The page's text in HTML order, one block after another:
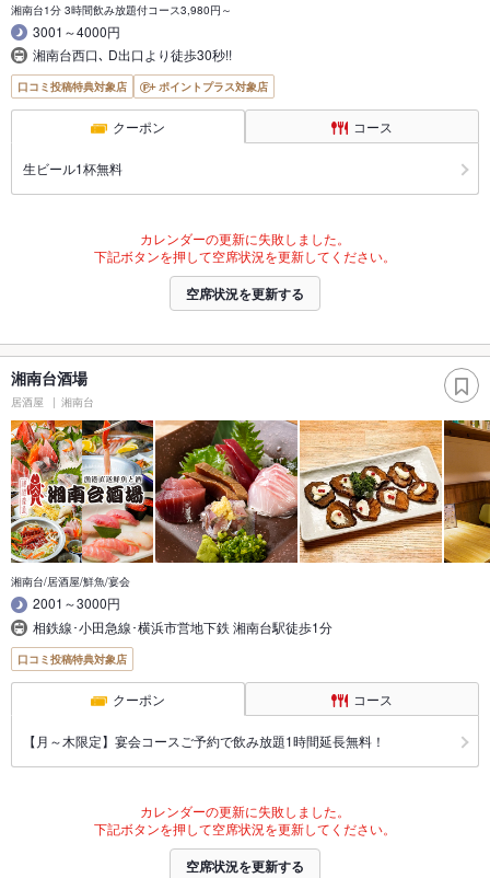
湘南台1分 3時間飲み放題付コース3,980円～
3001～4000円
湘南台西口､ D出口より徒歩30秒!!
口コミ投稿特典対象店 ポイントプラス対象店
クーポン コース
生ビール1杯無料
カレンダーの更新に失敗しました。
下記ボタンを押して空席状況を更新してください。
空席状況を更新する
湘南台酒場
居酒屋 湘南台
湘南台/居酒屋/鮮魚/宴会
2001～3000円
相鉄線･小田急線･横浜市営地下鉄 湘南台駅徒歩1分
口コミ投稿特典対象店
クーポン コース
【月～木限定】宴会コースご予約で飲み放題1時間延長無料！
カレンダーの更新に失敗しました。
下記ボタンを押して空席状況を更新してください。
空席状況を更新する